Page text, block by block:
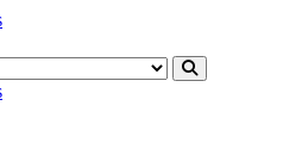
книги, учебники на